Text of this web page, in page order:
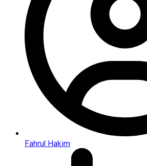
Fahrul Hakim